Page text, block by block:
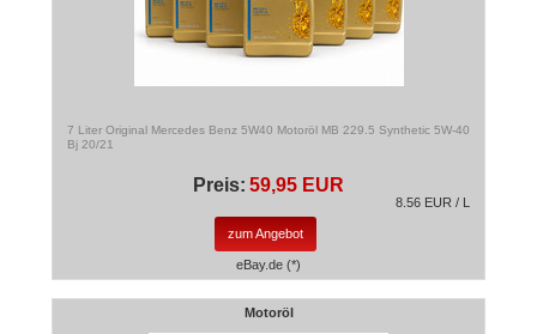
7 Liter Original Mercedes Benz 5W40 Motoröl MB 229.5 Synthetic 5W-40
Bj 20/21
Preis: 59,95 EUR
8.56 EUR / L
zum Angebot
eBay.de (*)
Motoröl